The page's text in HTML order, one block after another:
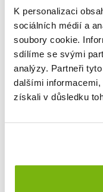
K personalizaci
sociálních médií a
soubory cookie.
sdílíme se svými
analýzy. Partneři
dalšími
získali v důsledku